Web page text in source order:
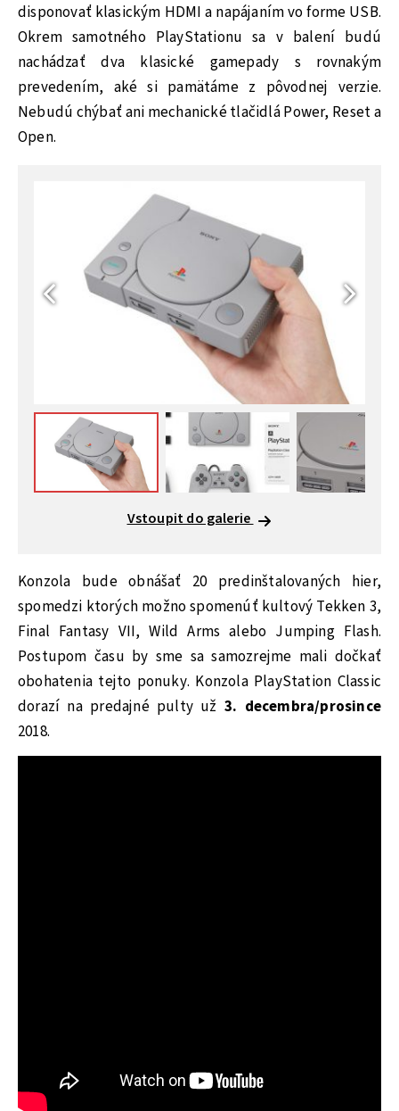
disponovať klasickým HDMI a napájaním vo forme USB.
Okrem samotného PlayStationu sa v balení budú
nachádzať dva klasické gamepady s rovnakým
prevedením, aké si pamätáme z pôvodnej verzie.
Nebudú chýbať ani mechanické tlačidlá Power, Reset a
Open.
Vstoupit do galerie
Konzola bude obnášať 20 predinštalovaných hier,
spomedzi ktorých možno spomenúť kultový Tekken 3,
Final Fantasy VII, Wild Arms alebo Jumping Flash.
Postupom času by sme sa samozrejme mali dočkať
obohatenia tejto ponuky. Konzola PlayStation Classic
dorazí na predajné pulty už 3. decembra/prosince
2018.